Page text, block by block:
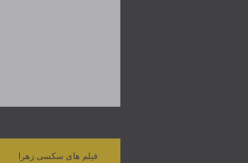
فیلم های سکسی زهرا